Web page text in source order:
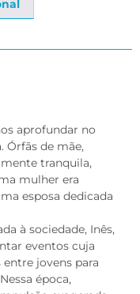
aprofundar no
Órfãs de mãe,
tranquila,
mulher era
esposa dedicada
à sociedade, Inês,
eventos cuja
jovens para
época,